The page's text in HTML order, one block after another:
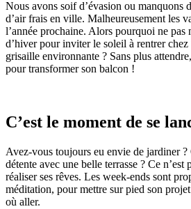
Nous avons soif d’évasion ou manquons
d’air frais en ville. Malheureusement les
l’année prochaine. Alors pourquoi ne pas
d’hiver pour inviter le soleil à rentrer
grisaille environnante ? Sans plus
pour transformer son balcon !
C’est le moment de se
Avez-vous toujours eu envie de jardiner
détente avec une belle terrasse ? Ce
réaliser ses rêves. Les week-ends sont
méditation, pour mettre sur pied son
où aller.